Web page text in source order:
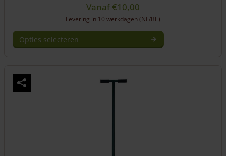
Vanaf€10,00
Levering in 10 werkdagen (NL/BE)
Opties selecteren
heeft
meerdere
variaties.